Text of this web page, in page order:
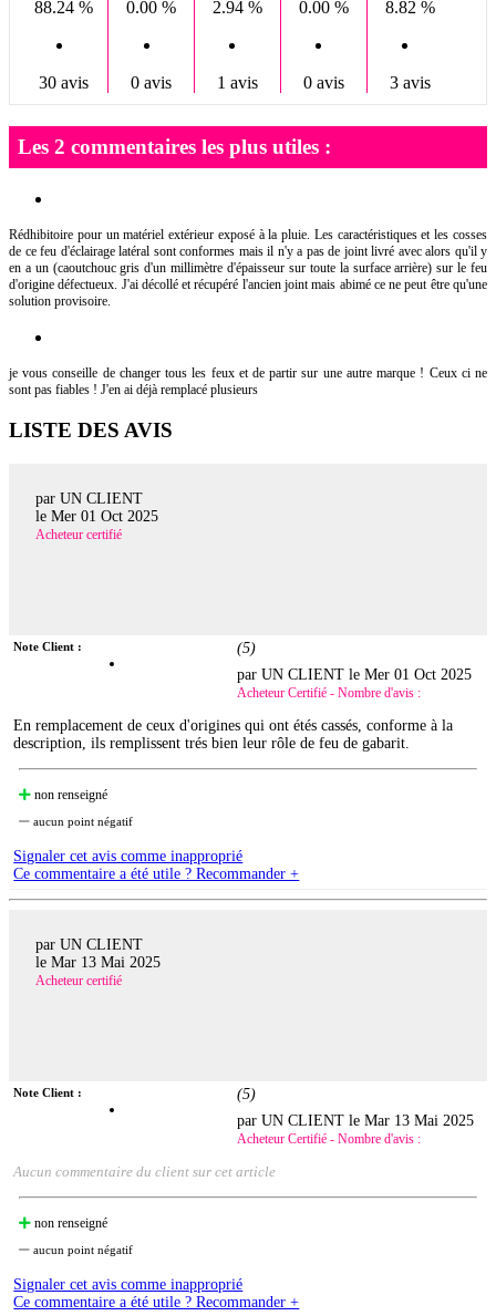
88.24 %
30 avis
0.00 %
0 avis
2.94 %
1 avis
0.00 %
0 avis
8.82 %
3 avis
Les 2 commentaires les plus utiles :
Rédhibitoire pour un matériel extérieur exposé à la pluie. Les caractéristiques et les cosses
de ce feu d'éclairage latéral sont conformes mais il n'y a pas de joint livré avec alors qu'il y
en a un (caoutchouc gris d'un millimètre d'épaisseur sur toute la surface arrière) sur le feu
d'origine défectueux. J'ai décollé et récupéré l'ancien joint mais abimé ce ne peut être qu'une
solution provisoire.
je vous conseille de changer tous les feux et de partir sur une autre marque ! Ceux ci ne
sont pas fiables ! J'en ai déjà remplacé plusieurs
LISTE DES AVIS
par UN CLIENT
le Mer 01 Oct 2025
Acheteur certifié
Note Client : (5)
par UN CLIENT leMer 01 Oct 2025
Acheteur Certifié - Nombre d'avis :
En remplacement de ceux d'origines qui ont étés cassés, conforme à la
description, ils remplissent trés bien leur rôle de feu de gabarit.
non renseigné
aucun point négatif
Signaler cet avis comme inapproprié
Ce commentaire a été utile ? Recommander +
par UN CLIENT
le Mar 13 Mai 2025
Acheteur certifié
Note Client : (5)
par UN CLIENT leMar 13 Mai 2025
Acheteur Certifié - Nombre d'avis :
Aucun commentaire du client sur cet article
non renseigné
aucun point négatif
Signaler cet avis comme inapproprié
Ce commentaire a été utile ? Recommander +